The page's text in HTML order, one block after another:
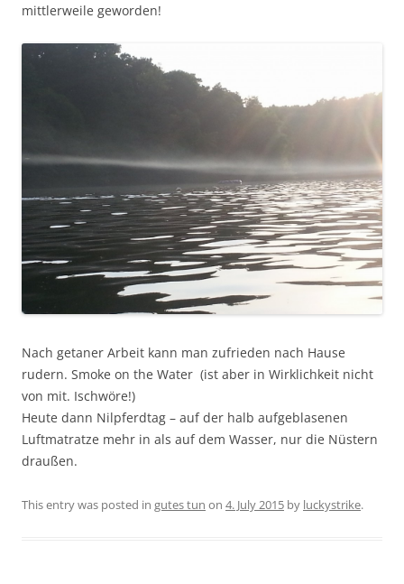
mittlerweile geworden!
Nach getaner Arbeit kann man zufrieden nach Hause
rudern. Smoke on the Water (ist aber in Wirklichkeit nicht
von mit. Ischwöre!)
Heute dann Nilpferdtag – auf der halb aufgeblasenen
Luftmatratze mehr in als auf dem Wasser, nur die Nüstern
draußen.
This entry was posted in gutes tun on 4. July 2015 by luckystrike.